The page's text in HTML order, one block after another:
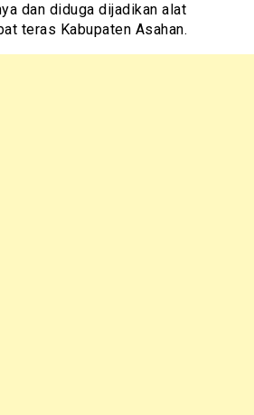
dan diduga dijadikan alat
teras Kabupaten Asahan.